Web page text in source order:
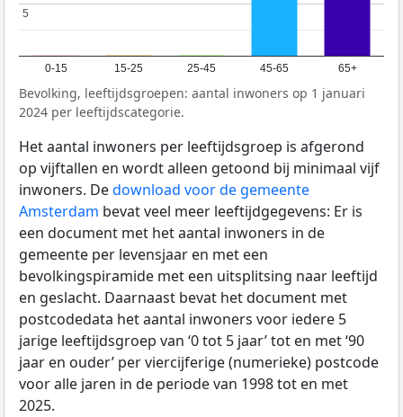
0-15 15-25 25-45 45-65 65+
5
5
Bevolking, leeftijdsgroepen: aantal inwoners op 1 januari
2024 per leeftijdscategorie.
Het aantal inwoners per leeftijdsgroep is afgerond
op vijftallen en wordt alleen getoond bij minimaal vijf
inwoners. Dedownload voor de gemeente
Amsterdam bevat veel meer leeftijdgegevens: Er is
een document met het aantal inwoners in de
gemeente per levensjaar en met een
bevolkingspiramide met een uitsplitsing naar leeftijd
en geslacht. Daarnaast bevat het document met
postcodedata het aantal inwoners voor iedere 5
jarige leeftijdsgroep van ‘0 tot 5 jaar’ tot en met ‘90
jaar en ouder’ per viercijferige (numerieke) postcode
voor alle jaren in de periode van 1998 tot en met
2025.